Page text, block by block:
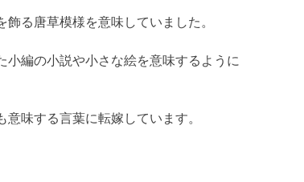
る唐草模様を意味していました。
小編の小説や小さな絵を意味するように
味する言葉に転嫁しています。